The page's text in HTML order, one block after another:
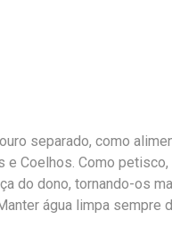
separado, como
e Coelhos. Como
do dono, tornando-os
água limpa sempre